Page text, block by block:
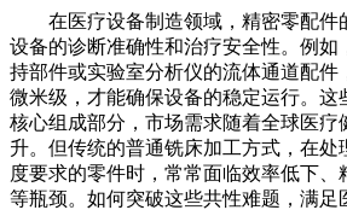
在医疗设备制造领域，精密零配件
设备的诊断准确性和治疗安全性。例如
持部件或实验室分析仪的流体通道配件
微米级，才能确保设备的稳定运行。这
核心组成部分，市场需求随着全球医疗
升。但传统的普通铣床加工方式，在处
度要求的零件时，常常面临效率低下、
等瓶颈。如何突破这些共性难题，满足